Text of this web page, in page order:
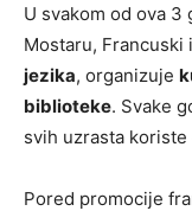
U svakom od ova 3
Mostaru, Francuski
jezika, organizuje
biblioteke. Svake
svih uzrasta
Pored promocije